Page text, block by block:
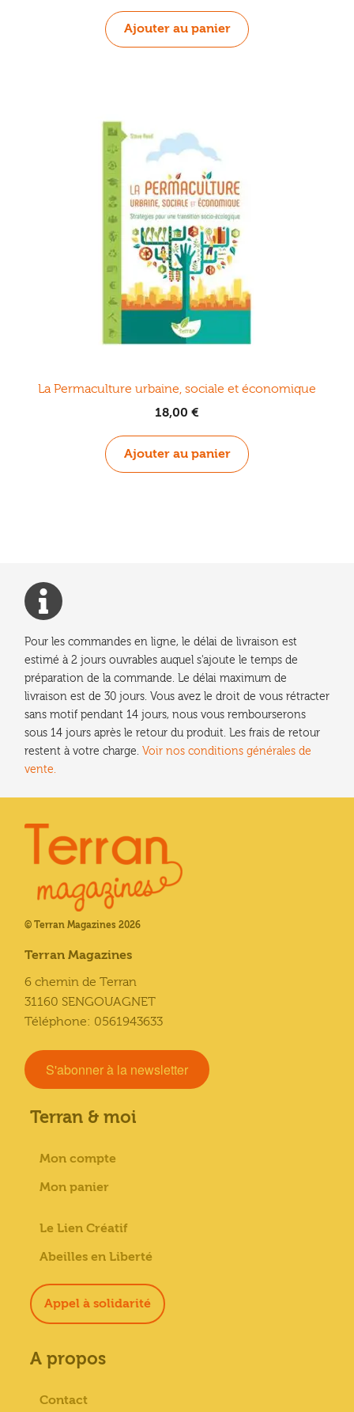
Ajouter au panier
La Permaculture urbaine, sociale et économique
18,00 €
Ajouter au panier
Pour les commandes en ligne, le délai de livraison est
estimé à 2 jours ouvrables auquel s'ajoute le temps de
préparation de la commande. Le délai maximum de
livraison est de 30 jours. Vous avez le droit de vous rétracter
sans motif pendant 14 jours, nous vous rembourserons
sous 14 jours après le retour du produit. Les frais de retour
restent à votre charge. Voir nos conditions générales de
vente.
© Terran Magazines 2026
Terran Magazines
6 chemin de Terran
31160 SENGOUAGNET
Téléphone: 0561943633
S'abonner à la newsletter
Terran & moi
Mon compte
Mon panier
Le Lien Créatif
Abeilles en Liberté
Appel à solidarité
A propos
Contact